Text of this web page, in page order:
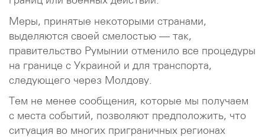
Меры, принятые некоторыми странами,
выделяются своей смелостью — так,
правительство Румынии отменило все процедуры
на границе с Украиной и для транспорта,
следующего через Молдову.
Тем не менее сообщения, которые мы получаем
с места событий, позволяют предположить, что
ситуация во многих приграничных регионах